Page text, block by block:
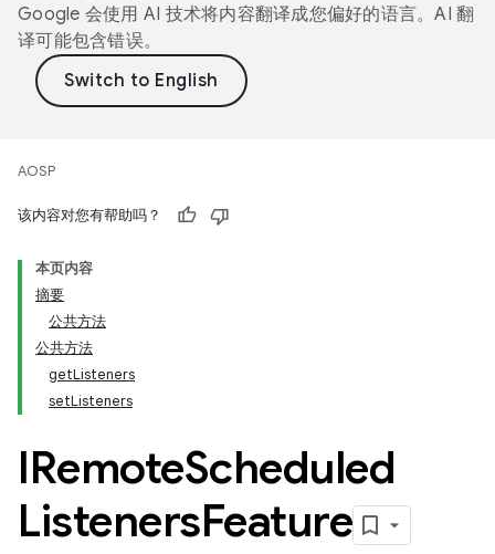
Google 会使用 AI 技术将内容翻译成您偏好的语言。AI 翻
译可能包含错误。
AOSP
该内容对您有帮助吗？
本页内容
摘要
公共方法
公共方法
getListeners
setListeners
IRemoteScheduled
ListenersFeature